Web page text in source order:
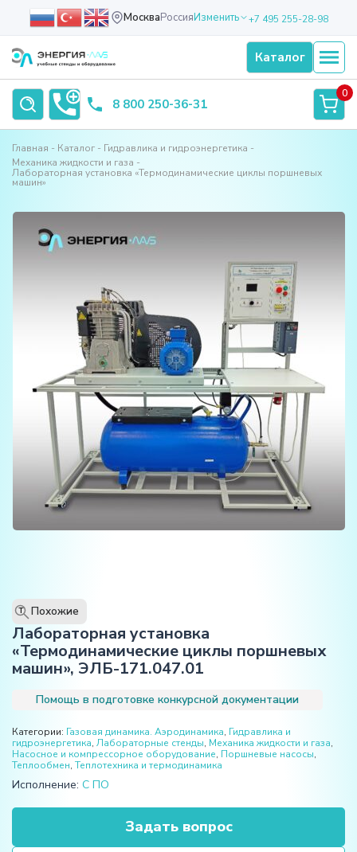
МоскваРоссияИзменить +7 495 255-28-98
Каталог
8 800 250-36-31
0
Главная Каталог
Гидравлика и гидроэнергетика
Механика жидкости и газа
Лабораторная установка «Термодинамические циклы поршневых
машин»
T Похожие
Лабораторная установка
«Термодинамические циклы поршневых
машин», ЭЛБ-171.047.01
Помощь в подготовке конкурсной документации
Категории: Газовая динамика. Аэродинамика, Гидравлика и
гидроэнергетика, Лабораторные стенды, Механика жидкости и газа,
Насосное и компрессорное оборудование, Поршневые насосы,
Теплообмен, Теплотехника и термодинамика
Исполнение: С ПО
Задать вопрос